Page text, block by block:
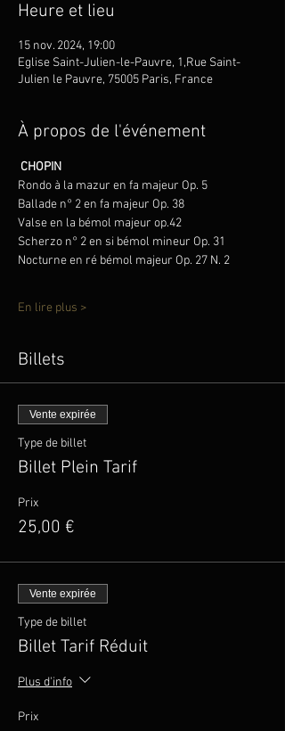
Heure et lieu
15 nov. 2024, 19:00
Eglise Saint-Julien-le-Pauvre, 1,Rue Saint-
Julien le Pauvre, 75005 Paris, France
À propos de l'événement
CHOPIN
Rondo à la mazur en fa majeur Op. 5
Ballade n° 2 en fa majeur Op. 38
Valse en la bémol majeur op.42
Scherzo n° 2 en si bémol mineur Op. 31
Nocturne en ré bémol majeur Op. 27 N. 2
En lire plus >
Billets
Vente expirée
Type de billet
Billet Plein Tarif
Prix
25,00 €
Vente expirée
Type de billet
Billet Tarif Réduit
Plus d'info
Prix